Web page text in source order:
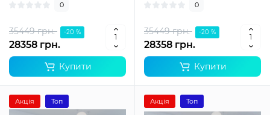
0
35449 грн. -20 %
28358 грн.
Купити
0
35449 грн. -20 %
28358 грн.
Купити
Акція Топ Акція Топ